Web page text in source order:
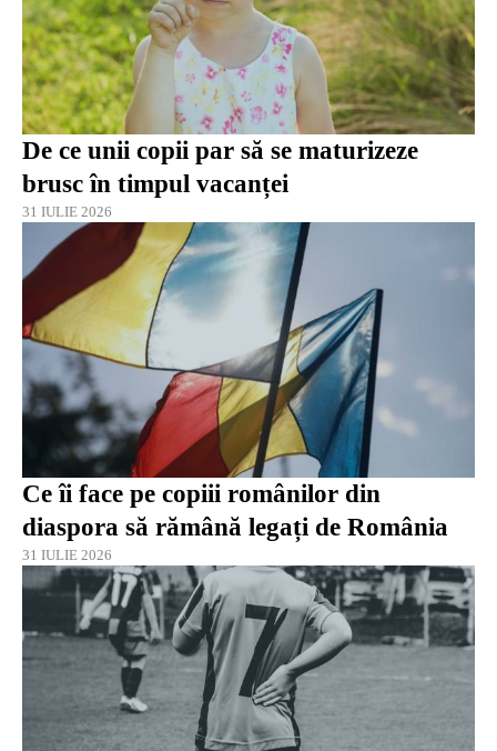
De ce unii copii par să se maturizeze
brusc în timpul vacanței
31 IULIE 2026
Ce îi face pe copiii românilor din
diaspora să rămână legați de România
31 IULIE 2026